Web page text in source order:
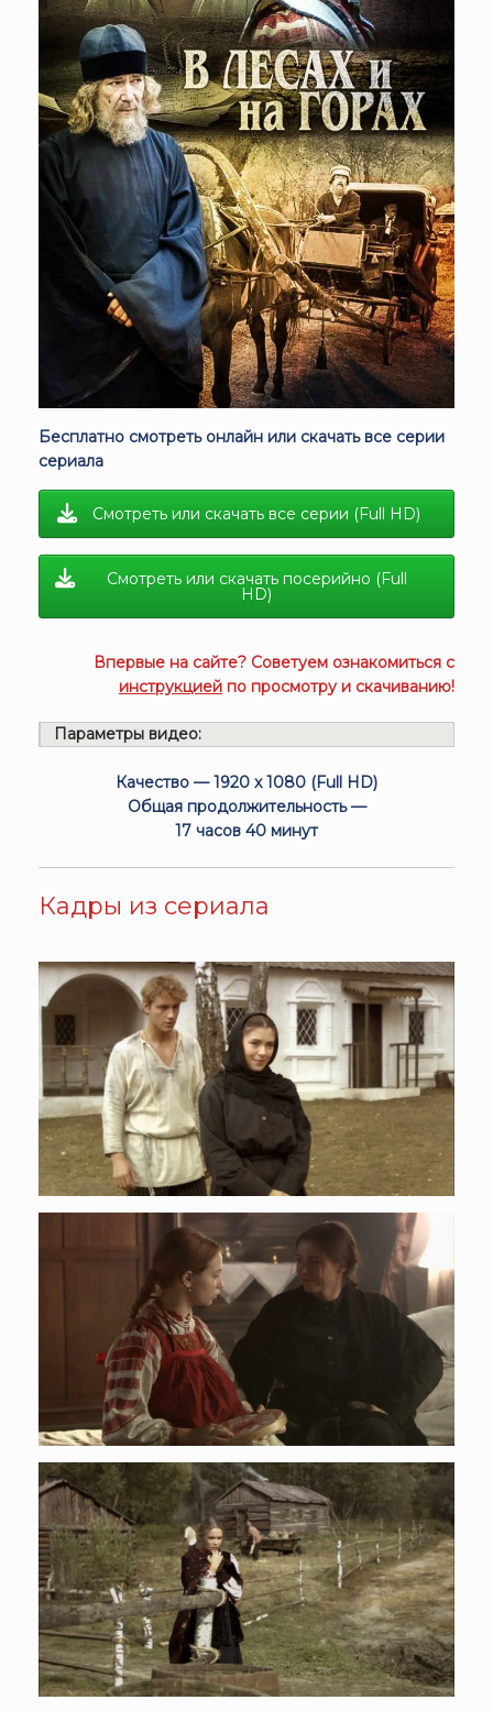
Бесплатно смотреть онлайн или скачать все серии
сериала
Смотреть или скачать все серии (Full HD)
Смотреть или скачать посерийно (Full
HD)
Впервые на сайте? Советуем ознакомиться с
инструкцией по просмотру и скачиванию!
Параметры видео:
Качество — 1920 x 1080 (Full HD)
Общая продолжительность —
17 часов 40 минут
Кадры из сериала